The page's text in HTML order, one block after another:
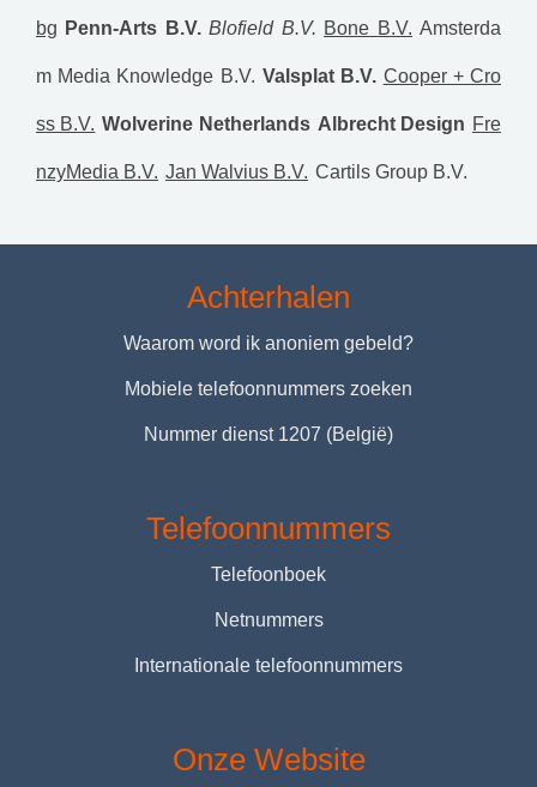
bg Penn-Arts B.V. Blofield B.V. Bone B.V. Amsterda
m Media Knowledge B.V. Valsplat B.V. Cooper + Cro
ss B.V. Wolverine Netherlands Albrecht Design Fre
nzyMedia B.V. Jan Walvius B.V. Cartils Group B.V.
Achterhalen
Waarom word ik anoniem gebeld?
Mobiele telefoonnummers zoeken
Nummer dienst 1207 (België)
Telefoonnummers
Telefoonboek
Netnummers
Internationale telefoonnummers
Onze Website